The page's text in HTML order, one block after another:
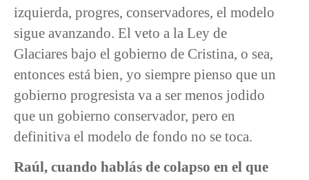
izquierda, progres, conservadores, el modelo
sigue avanzando. El veto a la Ley de
Glaciares bajo el gobierno de Cristina, o sea,
entonces está bien, yo siempre pienso que un
gobierno progresista va a ser menos jodido
que un gobierno conservador, pero en
definitiva el modelo de fondo no se toca.
Raúl, cuando hablás de colapso en el que